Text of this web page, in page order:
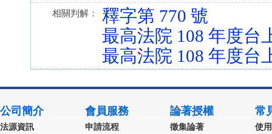
相關判解：
釋字第 770 號
最高法院 108 年度台
最高法院 108 年度台
公司簡介
法源資訊
會員服務
申請流程
論著授權
徵集論著
常
使